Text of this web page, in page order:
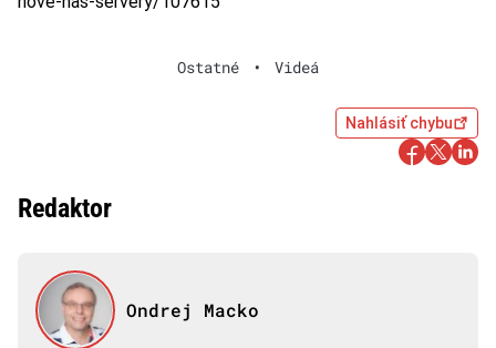
Ostatné • Videá
Nahlásiť chybu
Redaktor
Ondrej Macko